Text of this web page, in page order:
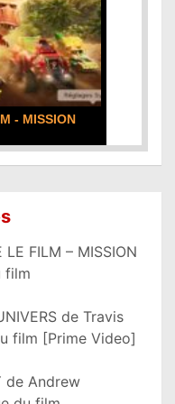
- MISSION
LE FILM – MISSION
film
de Travis
film [Prime Video]
de Andrew